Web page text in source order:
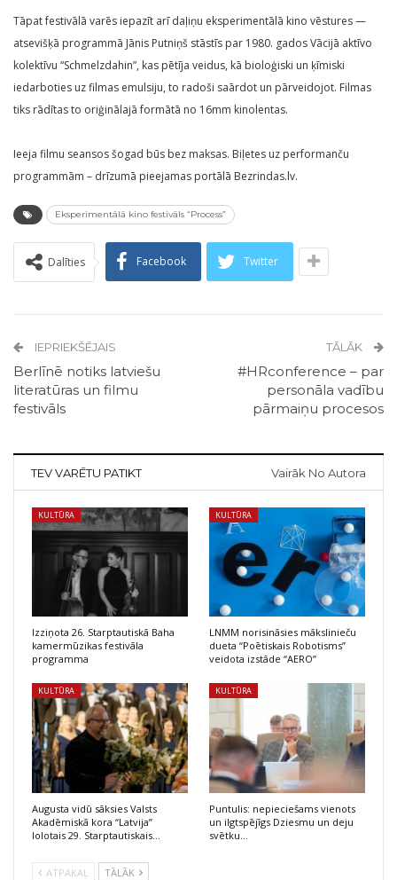
Tāpat festivālā varēs iepazīt arī daļiņu eksperimentālā kino vēstures —
atsevišķā programmā Jānis Putniņš stāstīs par 1980. gados Vācijā aktīvo
kolektīvu “Schmelzdahin”, kas pētīja veidus, kā bioloģiski un ķīmiski
iedarboties uz filmas emulsiju, to radoši saārdot un pārveidojot. Filmas
tiks rādītas to oriģinālajā formātā no 16mm kinolentas.
Ieeja filmu seansos šogad būs bez maksas. Biļetes uz performanču
programmām – drīzumā pieejamas portālā Bezrindas.lv.
Eksperimentālā kino festivāls “Process”
Dalīties Facebook Twitter
IEPRIEKŠĒJAIS
Berlīnē notiks latviešu
literatūras un filmu
festivāls
TĀLĀK
#HRconference – par
personāla vadību
pārmaiņu procesos
TEV VARĒTU PATIKT Vairāk No Autora
KULTŪRA
Izziņota 26. Starptautiskā Baha
kamermūzikas festivāla
programma
KULTŪRA
LNMM norisināsies mākslinieču
dueta “Poētiskais Robotisms”
veidota izstāde “AERO”
KULTŪRA
Augusta vidū sāksies Valsts
Akadēmiskā kora “Latvija”
lolotais 29. Starptautiskais…
KULTŪRA
Puntulis: nepieciešams vienots
un ilgtspējīgs Dziesmu un deju
svētku…
ATPAKAĻ TĀLĀK